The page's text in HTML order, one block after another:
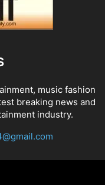
music fashion
breaking news and
industry.